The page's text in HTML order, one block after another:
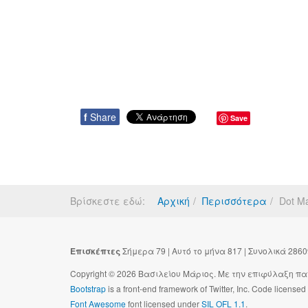
f Share Save
Βρίσκεστε εδώ: Αρχική Περισσότερα Dot
ΕπισκέπτεςΣήμερα 79 | Αυτό το μήνα 817 | Συνολικά
Copyright © 2026 Βασιλείου Μάριος. Με την επιφύλαξη
Bootstrapis a front-end framework of Twitter, Inc. Code
Font Awesomefont licensed underSIL OFL 1.1.